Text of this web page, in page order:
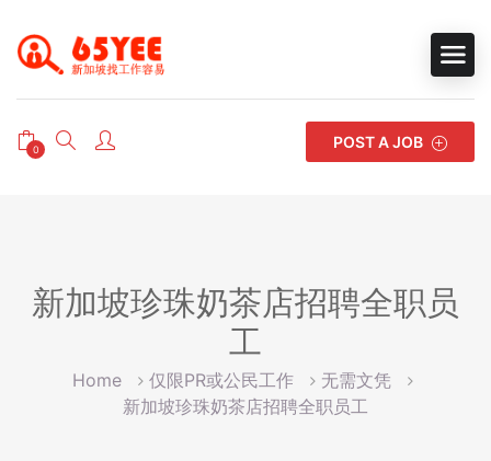
0 POST A JOB
新加坡珍珠奶茶店招聘全职员
工
Home 仅限PR或公民工作
无需文凭
新加坡珍珠奶茶店招聘全职员工